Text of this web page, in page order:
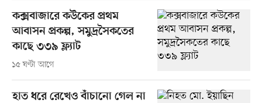
কক্সবাজারে কউকের প্রথম
আবাসন প্রকল্প, সমুদ্রসৈকতের
কাছে ৩৩৯ ফ্ল্যাট
১৫ ঘণ্টা আগে
হাত ধরে রেখেও বাঁচানো গেল না